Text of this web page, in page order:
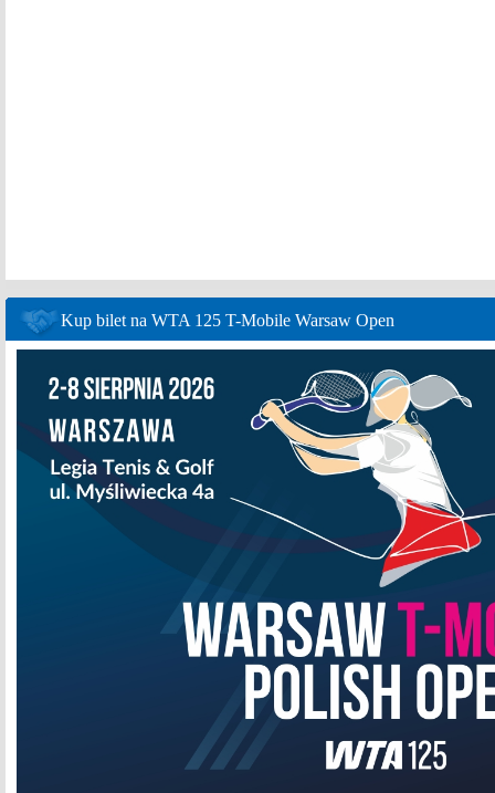
Kup bilet na WTA 125 T-Mobile Warsaw Open